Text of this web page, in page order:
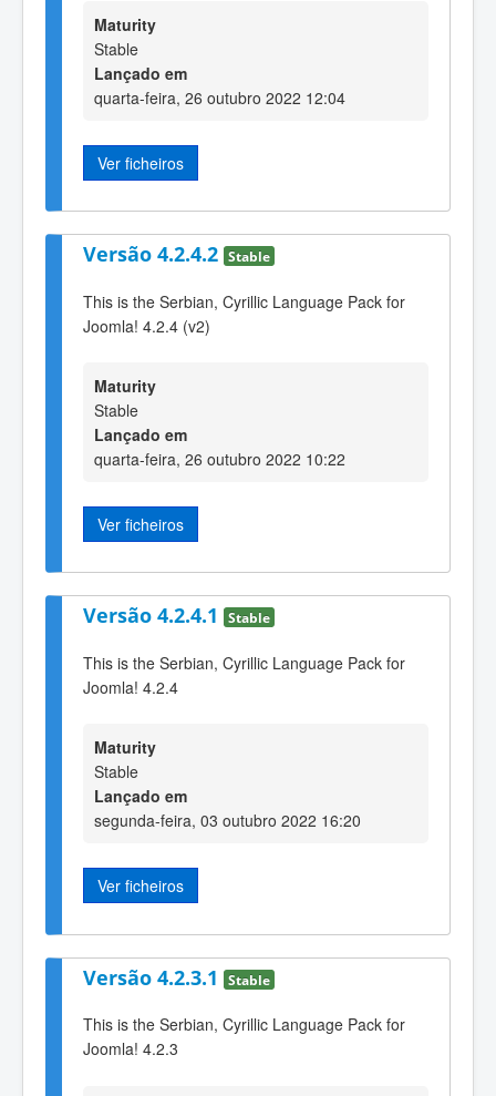
Maturity
Stable
Lançado em
quarta-feira, 26 outubro 2022 12:04
Ver ficheiros
Versão 4.2.4.2 Stable
This is the Serbian, Cyrillic Language Pack for
Joomla! 4.2.4 (v2)
Maturity
Stable
Lançado em
quarta-feira, 26 outubro 2022 10:22
Ver ficheiros
Versão 4.2.4.1 Stable
This is the Serbian, Cyrillic Language Pack for
Joomla! 4.2.4
Maturity
Stable
Lançado em
segunda-feira, 03 outubro 2022 16:20
Ver ficheiros
Versão 4.2.3.1 Stable
This is the Serbian, Cyrillic Language Pack for
Joomla! 4.2.3